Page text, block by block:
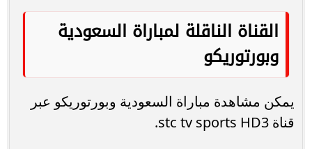
القناة الناقلة لمباراة السعودية
وبورتوريكو
يمكن مشاهدة مباراة السعودية وبورتوريكو عبر
قناة stc tv sports HD3.